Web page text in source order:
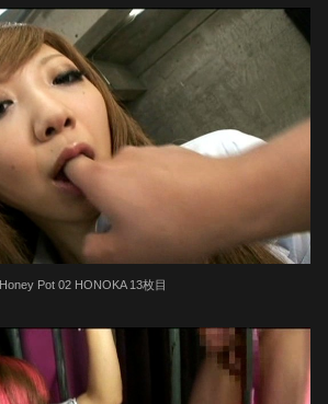
Honey Pot 02 HONOKA 13枚目